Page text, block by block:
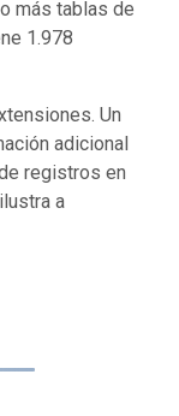
más tablas de
1.978
Un
adicional
registros en
a